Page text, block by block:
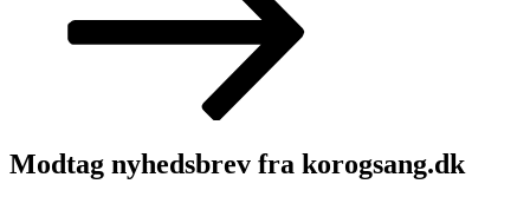
Modtag nyhedsbrev fra korogsang.dk